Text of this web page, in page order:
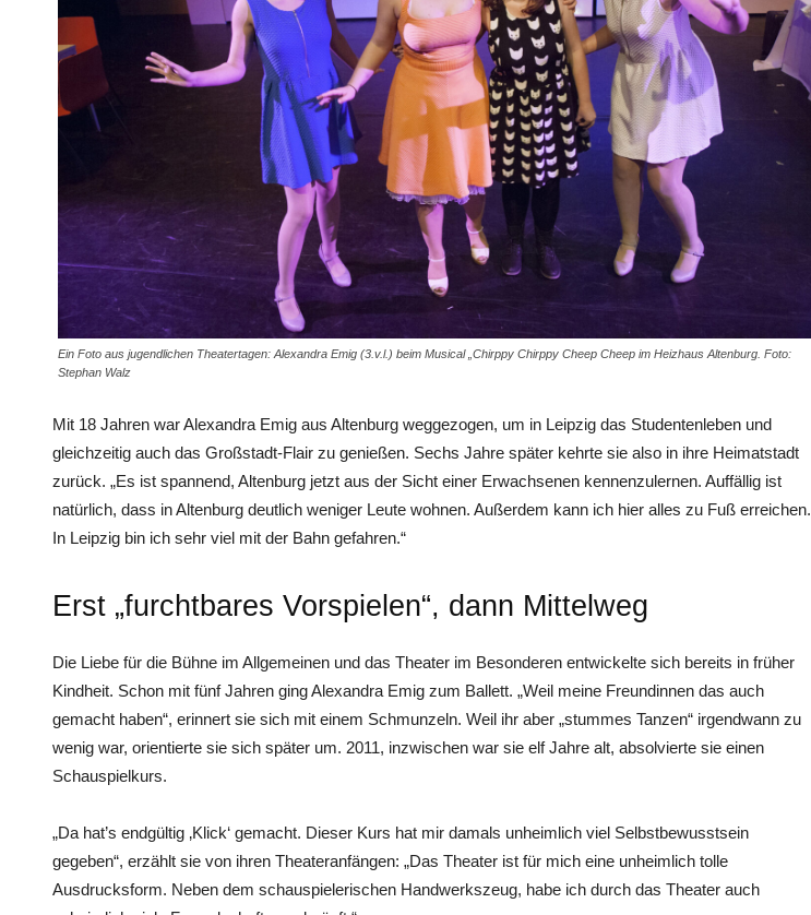
Ein Foto aus jugendlichen Theatertagen: Alexandra Emig (3.v.l.) beim Musical „Chirppy Chirppy Cheep Cheep im Heizhaus Altenburg. Foto:
Stephan Walz
Mit 18 Jahren war Alexandra Emig aus Altenburg weggezogen, um in Leipzig das Studentenleben und
gleichzeitig auch das Großstadt-Flair zu genießen. Sechs Jahre später kehrte sie also in ihre Heimatstadt
zurück. „Es ist spannend, Altenburg jetzt aus der Sicht einer Erwachsenen kennenzulernen. Auffällig ist
natürlich, dass in Altenburg deutlich weniger Leute wohnen. Außerdem kann ich hier alles zu Fuß erreichen.
In Leipzig bin ich sehr viel mit der Bahn gefahren.“
Erst „furchtbares Vorspielen“, dann Mittelweg
Die Liebe für die Bühne im Allgemeinen und das Theater im Besonderen entwickelte sich bereits in früher
Kindheit. Schon mit fünf Jahren ging Alexandra Emig zum Ballett. „Weil meine Freundinnen das auch
gemacht haben“, erinnert sie sich mit einem Schmunzeln. Weil ihr aber „stummes Tanzen“ irgendwann zu
wenig war, orientierte sie sich später um. 2011, inzwischen war sie elf Jahre alt, absolvierte sie einen
Schauspielkurs.
„Da hat’s endgültig ‚Klick‘ gemacht. Dieser Kurs hat mir damals unheimlich viel Selbstbewusstsein
gegeben“, erzählt sie von ihren Theateranfängen: „Das Theater ist für mich eine unheimlich tolle
Ausdrucksform. Neben dem schauspielerischen Handwerkszeug, habe ich durch das Theater auch